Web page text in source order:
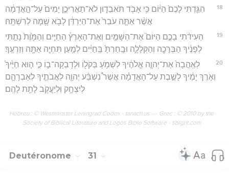
18
הִגַּ֤דְתִּי לָכֶם֙ הַיּ֔וֹם כִּ֥י אָבֹ֖ד תֹּאבֵד֑וּן לֹא־תַאֲרִיכֻ֤ן יָמִים֙ עַל־הָ֣אֲדָמָ֔ה
אֲשֶׁ֨ר אַתָּ֤ה עֹבֵר֙ אֶת־הַיַּרְדֵּ֔ן לָבֹ֥א שָׁ֖מָּה לְרִשְׁתָּֽהּ׃
19
הַעִידֹ֨תִי בָכֶ֣ם הַיּוֹם֮ אֶת־הַשָּׁמַ֣יִם וְאֶת־הָאָרֶץ֒ הַחַיִּ֤ים וְהַמָּ֙וֶת֙ נָתַ֣תִּי
לְפָנֶ֔יךָ הַבְּרָכָ֖ה וְהַקְּלָלָ֑ה וּבָֽחַרְתָּ֙ בַּֽחַיִּ֔ים לְמַ֥עַן תִּחְיֶ֖ה אַתָּ֥ה וְזַרְעֶֽךָ׃
20
לְאַֽהֲבָה֙ אֶת־יְהוָ֣ה אֱלֹהֶ֔יךָ לִשְׁמֹ֥עַ בְּקֹל֖וֹ וּלְדָבְקָה־ב֑וֹ כִּ֣י ה֤וּא חַיֶּ֙יךָ֙
וְאֹ֣רֶךְ יָמֶ֔יךָ לָשֶׁ֣בֶת עַל־הָאֲדָמָ֗ה אֲשֶׁר֩ נִשְׁבַּ֨ע יְהוָ֧ה לַאֲבֹתֶ֛יךָ לְאַבְרָהָ֛ם
לְיִצְחָ֥ק וּֽלְיַעֲקֹ֖ב לָתֵ֥ת לָהֶֽם׃
Hébreu : © Westminster Leningrad Codex - tanach.us --- Grec : © 2010 by the
Society of Biblical Literature and Logos Bible Software - sblgnt.com
Deutéronome 31